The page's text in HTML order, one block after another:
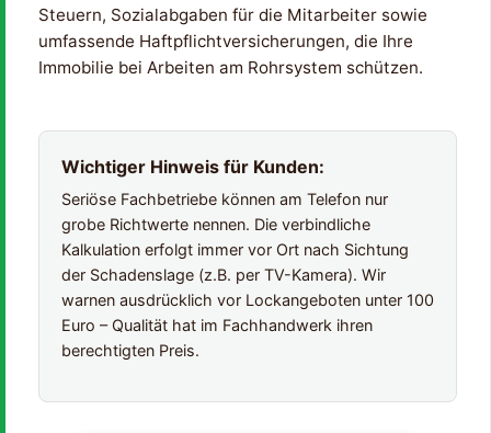
Steuern, Sozialabgaben für die Mitarbeiter sowie
umfassende Haftpflichtversicherungen, die Ihre
Immobilie bei Arbeiten am Rohrsystem schützen.
Wichtiger Hinweis für Kunden:
Seriöse Fachbetriebe können am Telefon nur
grobe Richtwerte nennen. Die verbindliche
Kalkulation erfolgt immer vor Ort nach Sichtung
der Schadenslage (z.B. per TV-Kamera). Wir
warnen ausdrücklich vor Lockangeboten unter 100
Euro – Qualität hat im Fachhandwerk ihren
berechtigten Preis.